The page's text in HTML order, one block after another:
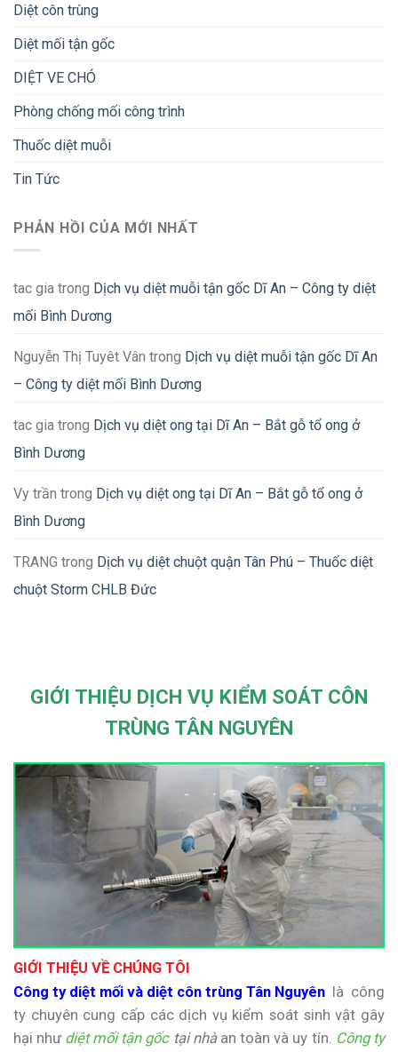
Diệt côn trùng
Diệt mối tận gốc
DIỆT VE CHÓ
Phòng chống mối công trình
Thuốc diệt muỗi
Tin Tức
PHẢN HỒI CỦA MỚI NHẤT
tac gia trong Dịch vụ diệt muỗi tận gốc Dĩ An – Công ty diệt
mối Bình Dương
Nguyễn Thị Tuyêt Vân trong Dịch vụ diệt muỗi tận gốc Dĩ An
– Công ty diệt mối Bình Dương
tac gia trong Dịch vụ diệt ong tại Dĩ An – Bắt gỗ tổ ong ở
Bình Dương
Vy trần trong Dịch vụ diệt ong tại Dĩ An – Bắt gỗ tổ ong ở
Bình Dương
TRANG trong Dịch vụ diệt chuột quận Tân Phú – Thuốc diệt
chuột Storm CHLB Đức
GIỚI THIỆU DỊCH VỤ KIỂM SOÁT CÔN
TRÙNG TÂN NGUYÊN
GIỚI THIỆU VỀ CHÚNG TÔI
Công ty diệt mối và diệt côn trùng Tân Nguyên là công
ty chuyên cung cấp các dịch vụ kiểm soát sinh vật gây
hại như diệt mối tận gốctại nhàan toàn và uy tín. Công ty